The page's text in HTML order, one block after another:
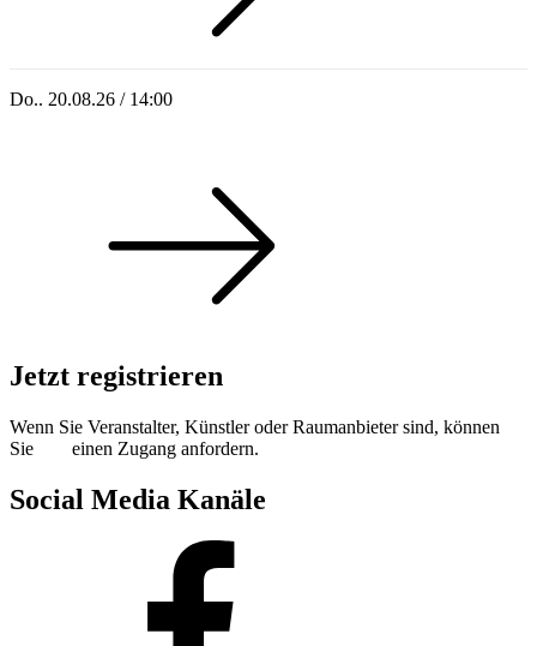
Do.. 20.08.26 / 14:00
Jetzt registrieren
Wenn Sie Veranstalter, Künstler oder Raumanbieter sind, können
Sie
einen Zugang anfordern.
Social Media Kanäle